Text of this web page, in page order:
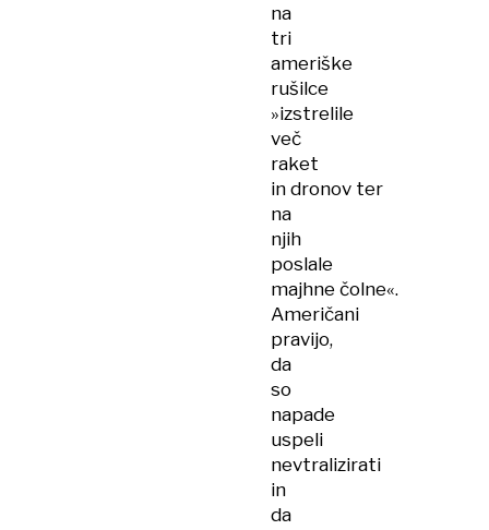
na
tri
ameriške
rušilce
»izstrelile
več
raket
in dronov ter
na
njih
poslale
majhne čolne«.
Američani
pravijo,
da
so
napade
uspeli
nevtralizirati
in
da